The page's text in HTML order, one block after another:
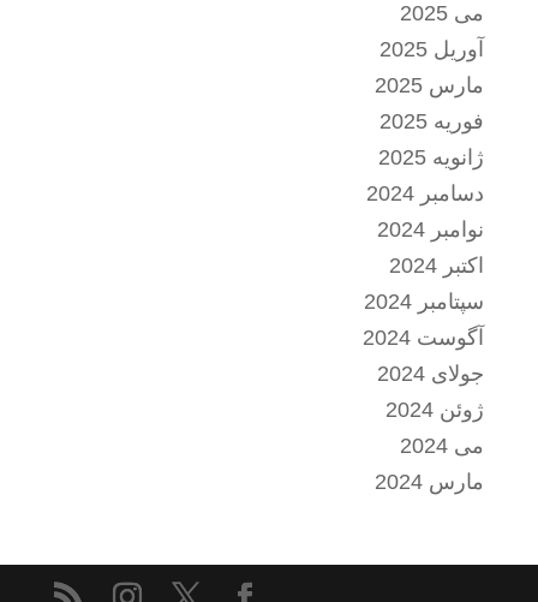
می 2025
آوریل 2025
مارس 2025
فوریه 2025
ژانویه 2025
دسامبر 2024
نوامبر 2024
اکتبر 2024
سپتامبر 2024
آگوست 2024
جولای 2024
ژوئن 2024
می 2024
مارس 2024